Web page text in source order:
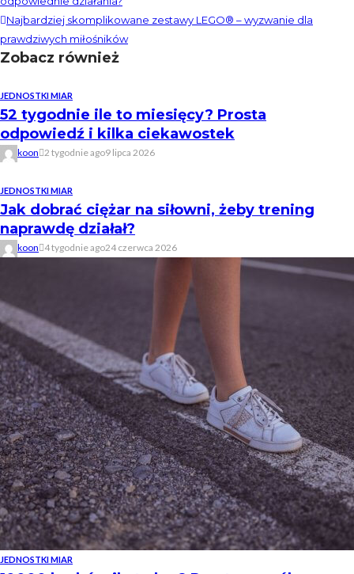
Najbardziej skomplikowane zestawy LEGO® – wyzwanie dla
prawdziwych miłośników
Zobacz również
JEDNOSTKI MIAR
52 tygodnie ile to miesięcy? Prosta
odpowiedź i kilka ciekawostek
koon 2 tygodnie ago9 lipca 2026
JEDNOSTKI MIAR
Jak dobrać ciężar na siłowni, żeby trening
naprawdę działał?
koon 4 tygodnie ago24 czerwca 2026
JEDNOSTKI MIAR